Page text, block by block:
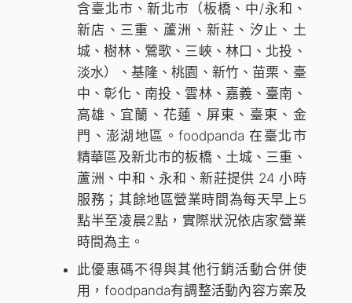
含臺北市、新北市（板橋、中/永和、
新店、三重、蘆洲、新莊、汐止、土
城、樹林、鶯歌、三峽、林口、北投、
淡水）、基隆、桃園、新竹、苗栗、臺
中、彰化、南投、雲林、嘉義、臺南、
高雄、宜蘭、花蓮、屏東、臺東、金
門、澎湖地區。foodpanda 在臺北市
精華區及新北市的板橋、土城、三重、
蘆洲、中和、永和、新莊提供 24 小時
服務；其餘地區營業時間為每天早上5
點半至凌晨2點，實際狀況依店家營業
時間為主。
此優惠碼不得與其他行銷活動合併使
用，foodpanda有調整活動內容方案及